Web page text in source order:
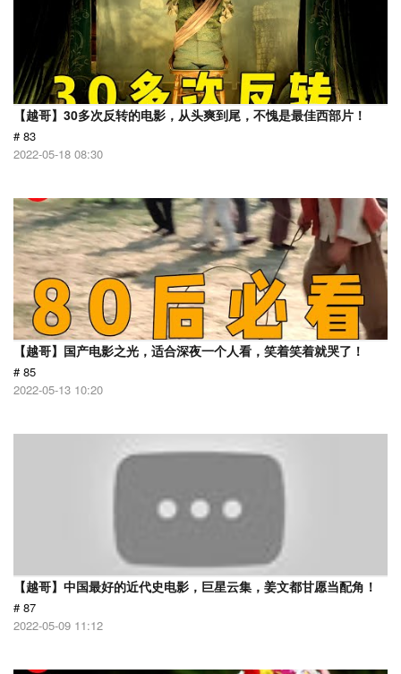
【越哥】30多次反转的电影，从头爽到尾，不愧是最佳西部片！
# 83
2022-05-18 08:30
【越哥】国产电影之光，适合深夜一个人看，笑着笑着就哭了！
# 85
2022-05-13 10:20
【越哥】中国最好的近代史电影，巨星云集，姜文都甘愿当配角！
# 87
2022-05-09 11:12